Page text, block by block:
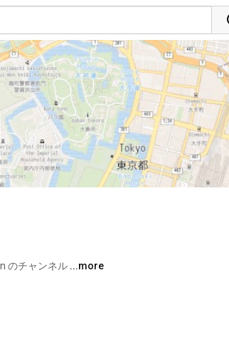
のチャンネル ...more